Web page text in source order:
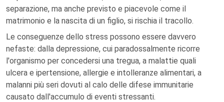
separazione, ma anche previsto e piacevole come il
matrimonio e la nascita di un figlio, si rischia il tracollo.
Le conseguenze dello stress possono essere davvero
nefaste: dalla depressione, cui paradossalmente ricorre
l'organismo per concedersi una tregua, a malattie quali
ulcera e ipertensione, allergie e intolleranze alimentari, a
malanni più seri dovuti al calo delle difese immunitarie
causato dall'accumulo di eventi stressanti.